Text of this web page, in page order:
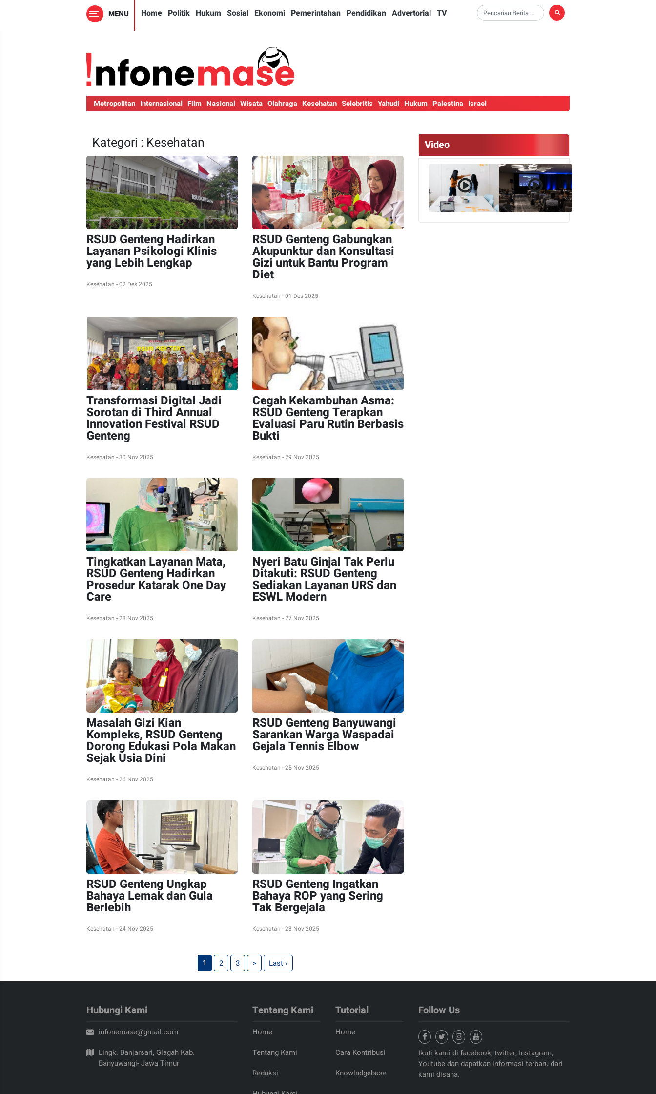
MENU Home Politik Hukum Sosial Ekonomi Pemerintahan Pendidikan Advertorial TV
Metropolitan Internasional Film Nasional Wisata Olahraga Kesehatan Selebritis Yahudi Hukum Palestina Israel
Kategori : Kesehatan
RSUD Genteng Hadirkan
Layanan Psikologi Klinis
yang Lebih Lengkap
Kesehatan - 02 Des 2025
RSUD Genteng Gabungkan
Akupunktur dan Konsultasi
Gizi untuk Bantu Program
Diet
Kesehatan - 01 Des 2025
Transformasi Digital Jadi
Sorotan di Third Annual
Innovation Festival RSUD
Genteng
Kesehatan - 30 Nov 2025
Cegah Kekambuhan Asma:
RSUD Genteng Terapkan
Evaluasi Paru Rutin Berbasis
Bukti
Kesehatan - 29 Nov 2025
Tingkatkan Layanan Mata,
RSUD Genteng Hadirkan
Prosedur Katarak One Day
Care
Kesehatan - 28 Nov 2025
Nyeri Batu Ginjal Tak Perlu
Ditakuti: RSUD Genteng
Sediakan Layanan URS dan
ESWL Modern
Kesehatan - 27 Nov 2025
Masalah Gizi Kian
Kompleks, RSUD Genteng
Dorong Edukasi Pola Makan
Sejak Usia Dini
Kesehatan - 26 Nov 2025
RSUD Genteng Banyuwangi
Sarankan Warga Waspadai
Gejala Tennis Elbow
Kesehatan - 25 Nov 2025
RSUD Genteng Ungkap
Bahaya Lemak dan Gula
Berlebih
Kesehatan - 24 Nov 2025
RSUD Genteng Ingatkan
Bahaya ROP yang Sering
Tak Bergejala
Kesehatan - 23 Nov 2025
1 2 3 > Last ›
Video
Hubungi Kami
infonemase@gmail.com
Lingk. Banjarsari, Glagah Kab.
Banyuwangi- Jawa Timur
Tentang Kami
Home
Tentang Kami
Redaksi
Tutorial
Home
Cara Kontribusi
Knowladgebase
Follow Us
Ikuti kami di facebook, twitter, Instagram,
Youtube dan dapatkan informasi terbaru dari
kami disana.